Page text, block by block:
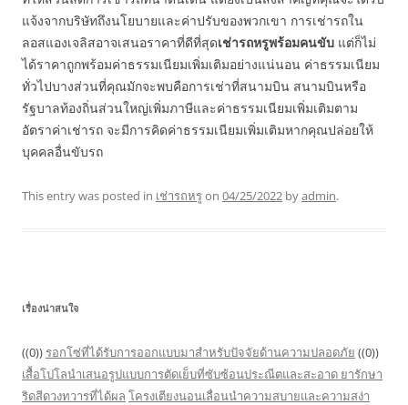
แจ้งจากบริษัทถึงนโยบายและค่าปรับของพวกเขา การเช่ารถใน
ลอสแองเจลิสอาจเสนอราคาที่ดีที่สุดเช่ารถหรูพร้อมคนขับ แต่ก็ไม่
ได้ราคาถูกพร้อมค่าธรรมเนียมเพิ่มเติมอย่างแน่นอน ค่าธรรมเนียม
ทั่วไปบางส่วนที่คุณมักจะพบคือการเช่าที่สนามบิน สนามบินหรือ
รัฐบาลท้องถิ่นส่วนใหญ่เพิ่มภาษีและค่าธรรมเนียมเพิ่มเติมตาม
อัตราค่าเช่ารถ จะมีการคิดค่าธรรมเนียมเพิ่มเติมหากคุณปล่อยให้
บุคคลอื่นขับรถ
This entry was posted in เช่ารถหรูon 04/25/2022 byadmin.
เรื่องน่าสนใจ
((0)) รอกโซ่ที่ได้รับการออกแบบมาสำหรับปัจจัยด้านความปลอดภัย ((0))
เสื้อโปโลนำเสนอรูปแบบการตัดเย็บที่ซับซ้อนประณีตและสะอาด ยารักษา
ริดสีดวงทวารที่ได้ผล โครงเตียงนอนเลื่อนนำความสบายและความสง่า